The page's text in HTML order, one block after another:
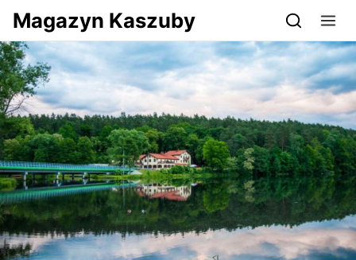
Przejdź do serwisu magazynkaszuby.pl
Magazyn Kaszuby